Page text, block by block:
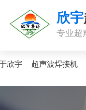
欣宇
专业超
欣宇 超声波焊接机